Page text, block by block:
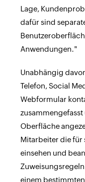
Lage,
dafür sind
Anwendungen."
Unabhängig
Telefon, Social
Webformular
Oberfläche
Mitarbeiter die für
einsehen und
einem